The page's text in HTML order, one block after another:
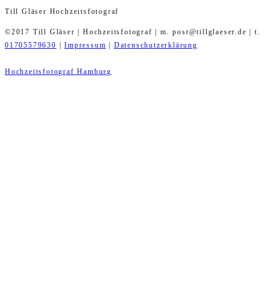
Till Gläser Hochzeitsfotograf
©2017 Till Gläser | Hochzeitsfotograf | m. post@tillglaeser.de | t.
01705579630
|Impressum Datenschutzerklärung
Hochzeitsfotograf Hamburg